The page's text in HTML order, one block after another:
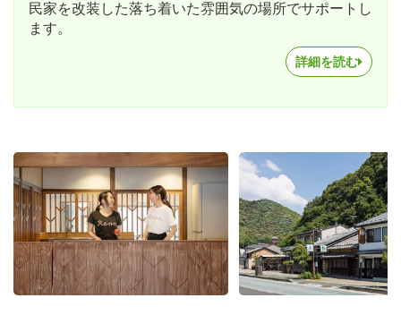
民家を改装した落ち着いた雰囲気の場所でサポートし
ます。
詳細を読む